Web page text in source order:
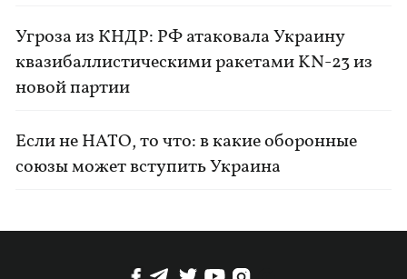
Угроза из КНДР: РФ атаковала Украину
квазибаллистическими ракетами KN-23 из
новой партии
Если не НАТО, то что: в какие оборонные
союзы может вступить Украина